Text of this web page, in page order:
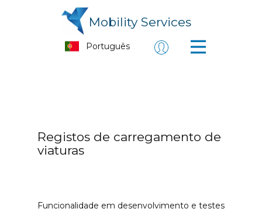
Mobility Services
Registos de carregamento de
viaturas
Funcionalidade em desenvolvimento e testes